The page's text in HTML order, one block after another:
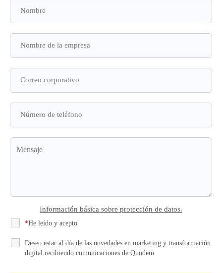
Información básica sobre protección de datos.
He leído y acepto
*
Deseo estar al día de las novedades en marketing y transformación
digital recibiendo comunicaciones de Quodem